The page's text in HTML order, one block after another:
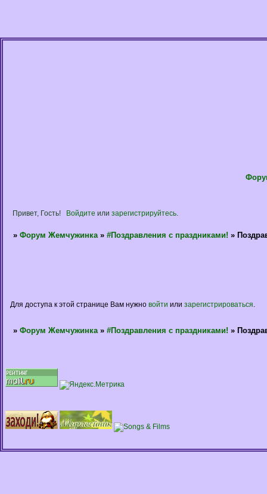
Привет, Гость! Войдите или зарегистрируйтесь.
» Форум Жемчужинка » #Поздравления с праздниками! »
Для доступа к этой странице Вам нужно войти или зарегистрироваться
» Форум Жемчужинка » #Поздравления с праздниками! »